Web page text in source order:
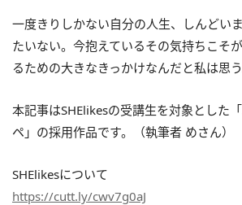
一度きりしかない自分の人生、しんどい
たいない。今抱えているその気持ちこそ
るための大きなきっかけなんだと私は思う
本記事はSHElikesの受講生を対象とした
ペ」の採用作品です。（執筆者 めさん）
SHElikesについて
https://cutt.ly/cwv7g0aJ